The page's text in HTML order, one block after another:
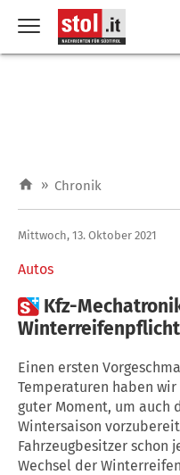
» Chronik
Autos
Mittwoch, 13. Oktober 2021
 Kfz-
Winterreifenpflicht
Einen ersten
Temperaturen haben
guter Moment, um auch
Wintersaison
Fahrzeugbesitzer schon
Wechsel der